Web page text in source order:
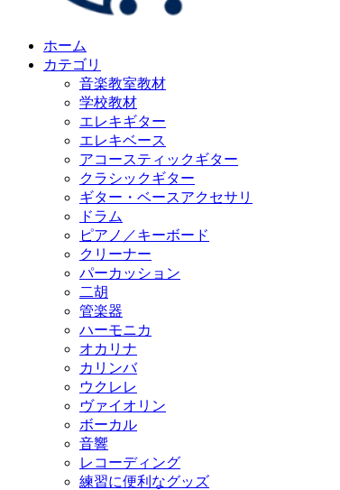
ホーム
カテゴリ
音楽教室教材
学校教材
エレキギター
エレキベース
アコースティックギター
クラシックギター
ギター・ベースアクセサリ
ドラム
ピアノ／キーボード
クリーナー
パーカッション
二胡
管楽器
ハーモニカ
オカリナ
カリンバ
ウクレレ
ヴァイオリン
ボーカル
音響
レコーディング
練習に便利なグッズ